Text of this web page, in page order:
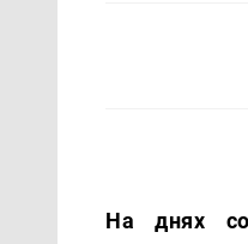
На днях